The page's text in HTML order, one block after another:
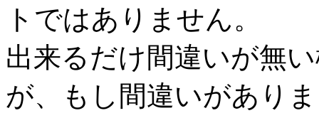
トではありません。
出来るだけ間違いが無
が、もし間違いがあり